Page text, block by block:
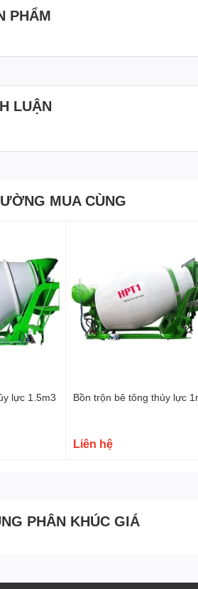
PHẨM
LUẬN
MUA CÙNG
lực 1.5m3 Bồn trộn bê tông thủy lực
Liên hệ
PHÂN KHÚC GIÁ